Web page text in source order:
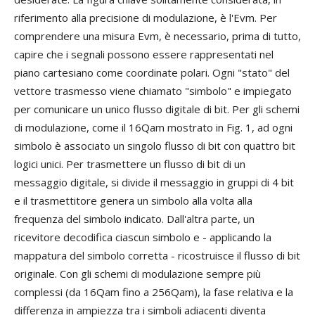
riferimento alla precisione di modulazione, è l'Evm. Per
comprendere una misura Evm, è necessario, prima di tutto,
capire che i segnali possono essere rappresentati nel
piano cartesiano come coordinate polari. Ogni "stato" del
vettore trasmesso viene chiamato "simbolo" e impiegato
per comunicare un unico flusso digitale di bit. Per gli schemi
di modulazione, come il 16Qam mostrato in Fig. 1, ad ogni
simbolo è associato un singolo flusso di bit con quattro bit
logici unici. Per trasmettere un flusso di bit di un
messaggio digitale, si divide il messaggio in gruppi di 4 bit
e il trasmettitore genera un simbolo alla volta alla
frequenza del simbolo indicato. Dall'altra parte, un
ricevitore decodifica ciascun simbolo e - applicando la
mappatura del simbolo corretta - ricostruisce il flusso di bit
originale. Con gli schemi di modulazione sempre più
complessi (da 16Qam fino a 256Qam), la fase relativa e la
differenza in ampiezza tra i simboli adiacenti diventa